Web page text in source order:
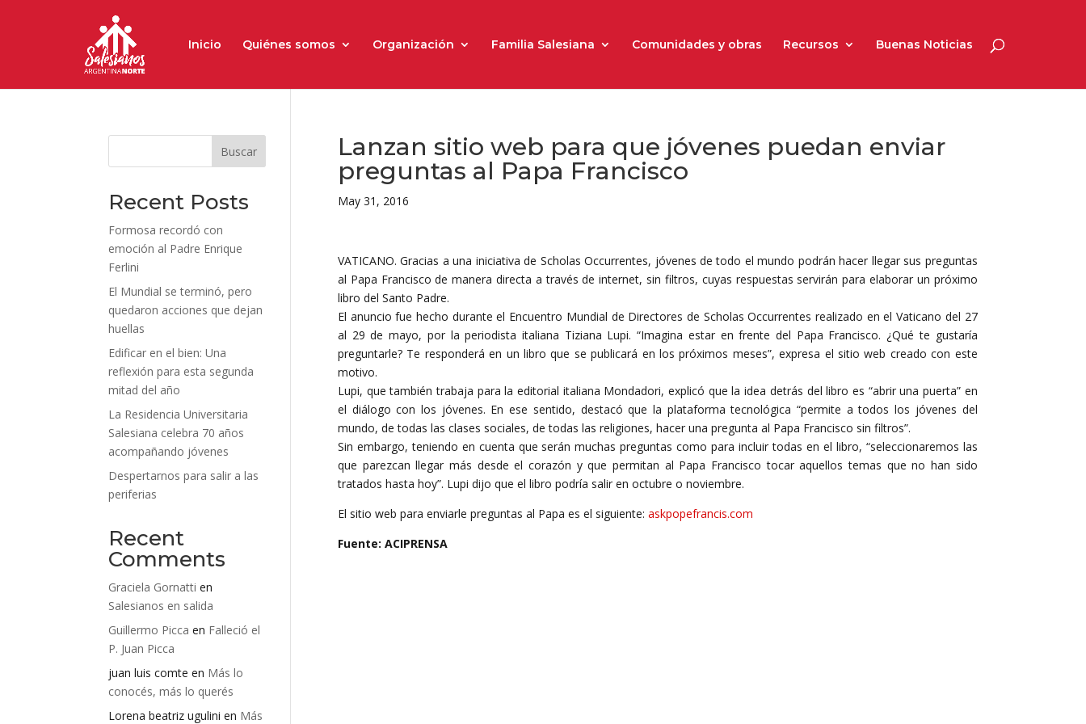
Inicio Quiénes somos Organización Familia Salesiana Comunidades y obras Recursos Buenas Noticias
Lanzan sitio web para que jóvenes puedan enviar
preguntas al Papa Francisco
May 31, 2016
VATICANO. Gracias a una iniciativa de Scholas Occurrentes, jóvenes de todo el mundo podrán hacer llegar sus preguntas
al Papa Francisco de manera directa a través de internet, sin filtros, cuyas respuestas servirán para elaborar un próximo
libro del Santo Padre.
El anuncio fue hecho durante el Encuentro Mundial de Directores de Scholas Occurrentes realizado en el Vaticano del 27
al 29 de mayo, por la periodista italiana Tiziana Lupi. “Imagina estar en frente del Papa Francisco. ¿Qué te gustaría
preguntarle? Te responderá en un libro que se publicará en los próximos meses”, expresa el sitio web creado con este
motivo.
Lupi, que también trabaja para la editorial italiana Mondadori, explicó que la idea detrás del libro es “abrir una puerta” en
el diálogo con los jóvenes. En ese sentido, destacó que la plataforma tecnológica “permite a todos los jóvenes del
mundo, de todas las clases sociales, de todas las religiones, hacer una pregunta al Papa Francisco sin filtros”.
Sin embargo, teniendo en cuenta que serán muchas preguntas como para incluir todas en el libro, “seleccionaremos las
que parezcan llegar más desde el corazón y que permitan al Papa Francisco tocar aquellos temas que no han sido
tratados hasta hoy”. Lupi dijo que el libro podría salir en octubre o noviembre.
El sitio web para enviarle preguntas al Papa es el siguiente: askpopefrancis.com
Fuente: ACIPRENSA
Buscar
Recent Posts
Formosa recordó con
emoción al Padre Enrique
Ferlini
El Mundial se terminó, pero
quedaron acciones que dejan
huellas
Edificar en el bien: Una
reflexión para esta segunda
mitad del año
La Residencia Universitaria
Salesiana celebra 70 años
acompañando jóvenes
Despertarnos para salir a las
periferias
Recent
Comments
Graciela Gornatti en
Salesianos en salida
Guillermo Picca en Falleció el
P. Juan Picca
juan luis comte en Más lo
conocés, más lo querés
Lorena beatriz ugulini en Más